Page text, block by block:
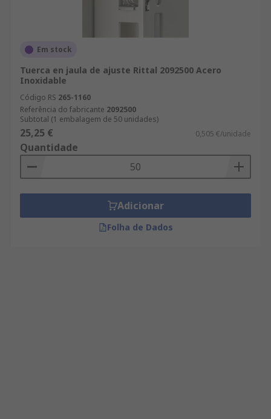
Em stock
Tuerca en jaula de ajuste Rittal 2092500 Acero
Inoxidable
Código RS 265-1160
Referência do fabricante 2092500
Subtotal (1 embalagem de 50 unidades)
25,25 € 0,505 €/unidade
Quantidade
Adicionar
Folha de Dados